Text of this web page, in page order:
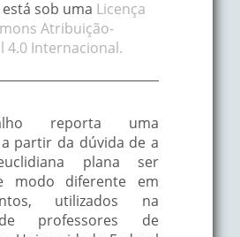
sob uma Licença
Atribuição-
4.0 Internacional.
reporta uma
partir da dúvida de a
plana ser
modo diferente em
utilizados na
professores de